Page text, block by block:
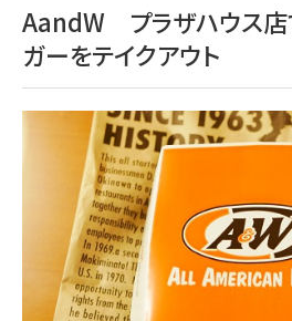
AandW プラザハウス店
ガーをテイクアウト